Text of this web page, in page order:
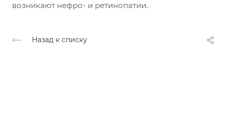
возникают нефро- и ретинопатии.
Назад к списку